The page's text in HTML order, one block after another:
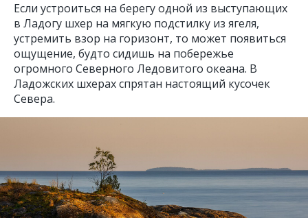
Если устроиться на берегу одной из выступающих
в Ладогу шхер на мягкую подстилку из ягеля,
устремить взор на горизонт, то может появиться
ощущение, будто сидишь на побережье
огромного Северного Ледовитого океана. В
Ладожских шхерах спрятан настоящий кусочек
Севера.